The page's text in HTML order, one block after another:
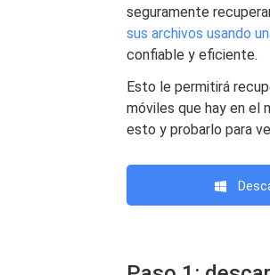
seguramente
sus archivos usando
confiable y eficiente.
Esto le permitirá
móviles que hay en el
esto y probarlo para